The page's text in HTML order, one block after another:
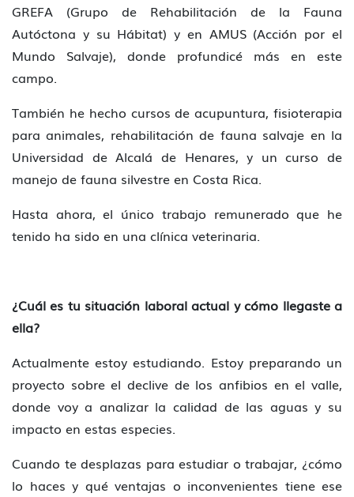
GREFA (Grupo de Rehabilitación de la Fauna
Autóctona y su Hábitat) y en AMUS (Acción por el
Mundo Salvaje), donde profundicé más en este
campo.
También he hecho cursos de acupuntura, fisioterapia
para animales, rehabilitación de fauna salvaje en la
Universidad de Alcalá de Henares, y un curso de
manejo de fauna silvestre en Costa Rica.
Hasta ahora, el único trabajo remunerado que he
tenido ha sido en una clínica veterinaria.
¿Cuál es tu situación laboral actual y cómo llegaste a
ella?
Actualmente estoy estudiando. Estoy preparando un
proyecto sobre el declive de los anfibios en el valle,
donde voy a analizar la calidad de las aguas y su
impacto en estas especies.
Cuando te desplazas para estudiar o trabajar, ¿cómo
lo haces y qué ventajas o inconvenientes tiene ese